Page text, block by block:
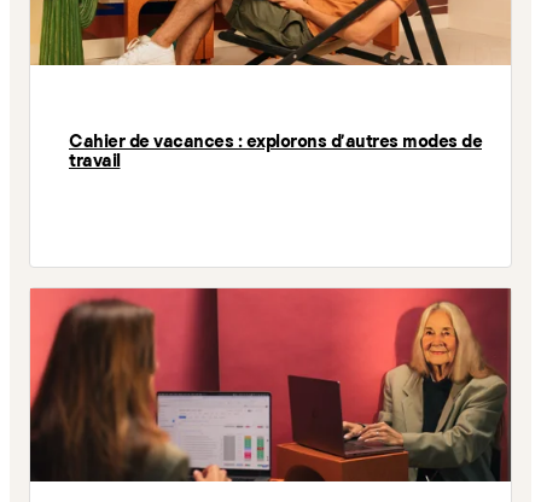
Cahier de vacances : explorons d'autres modes de
travail